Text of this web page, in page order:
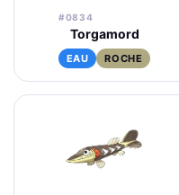
#0834
Torgamord
EAU ROCHE